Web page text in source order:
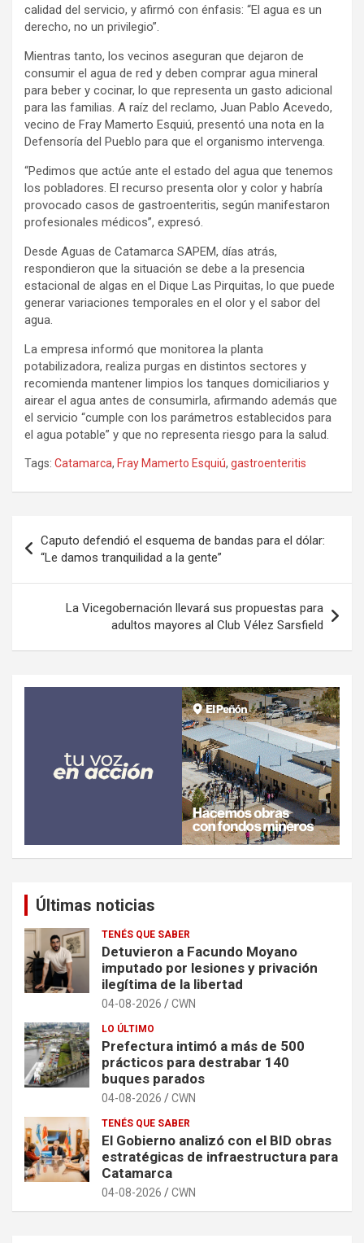
calidad del servicio, y afirmó con énfasis: “El agua es un
derecho, no un privilegio”.
Mientras tanto, los vecinos aseguran que dejaron de
consumir el agua de red y deben comprar agua mineral
para beber y cocinar, lo que representa un gasto adicional
para las familias. A raíz del reclamo, Juan Pablo Acevedo,
vecino de Fray Mamerto Esquiú, presentó una nota en la
Defensoría del Pueblo para que el organismo intervenga.
“Pedimos que actúe ante el estado del agua que tenemos
los pobladores. El recurso presenta olor y color y habría
provocado casos de gastroenteritis, según manifestaron
profesionales médicos”, expresó.
Desde Aguas de Catamarca SAPEM, días atrás,
respondieron que la situación se debe a la presencia
estacional de algas en el Dique Las Pirquitas, lo que puede
generar variaciones temporales en el olor y el sabor del
agua.
La empresa informó que monitorea la planta
potabilizadora, realiza purgas en distintos sectores y
recomienda mantener limpios los tanques domiciliarios y
airear el agua antes de consumirla, afirmando además que
el servicio “cumple con los parámetros establecidos para
el agua potable” y que no representa riesgo para la salud.
Tags: Catamarca, Fray Mamerto Esquiú, gastroenteritis
de
entradas
Caputo defendió el esquema de bandas para el dólar:
“Le damos tranquilidad a la gente”
La Vicegobernación llevará sus propuestas para
adultos mayores al Club Vélez Sarsfield
Últimas noticias
TENÉS QUE SABER
Detuvieron a Facundo Moyano
imputado por lesiones y privación
ilegítima de la libertad
04-08-2026 CWN
LO ÚLTIMO
Prefectura intimó a más de 500
prácticos para destrabar 140
buques parados
04-08-2026 CWN
TENÉS QUE SABER
El Gobierno analizó con el BID obras
estratégicas de infraestructura para
Catamarca
04-08-2026 CWN